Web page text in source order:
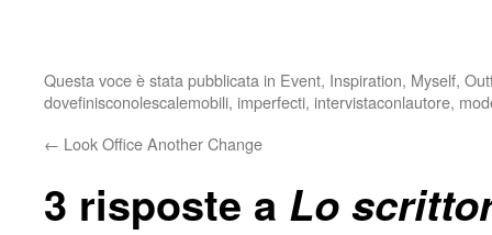
Questa voce è stata pubblicata in Event, Inspiration, Myself,
dovefinisconolescalemobili, imperfecti, intervistaconlautore,
← Look Office Another Change
3 risposte a Lo